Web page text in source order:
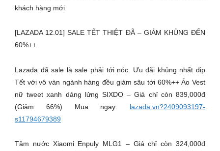
khách hàng mới
[LAZADA 12.01] SALE TẾT THIỆT ĐÃ – GIẢM KHỦNG ĐẾN
60%++
Lazada đã sale là sale phải tới nóc. Ưu đãi khủng nhất dịp
Tết với vô vàn ngành hàng đều giảm sâu tới 60%++ Áo Vest
nữ tweet xanh dáng lửng SIXDO – Giá chỉ còn 839,000đ
(Giảm 66%) Mua ngay: lazada.vn?2409093197-
s11794679389
Tăm nước Xiaomi Enpuly MLG1 – Giá chỉ còn 324,000đ